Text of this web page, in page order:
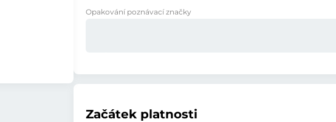
Opakování poznávací značky
Začátek platnosti